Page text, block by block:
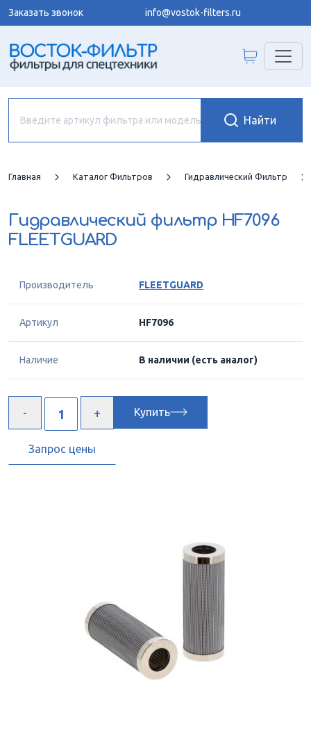
Заказать звонок info@vostok-filters.ru
Главная Каталог Фильтров Гидравлический Фильтр
Гидравлический фильтр HF7096
FLEETGUARD
Производитель FLEETGUARD
Артикул HF7096
Наличие В наличии (есть аналог)
Купить
Запрос цены